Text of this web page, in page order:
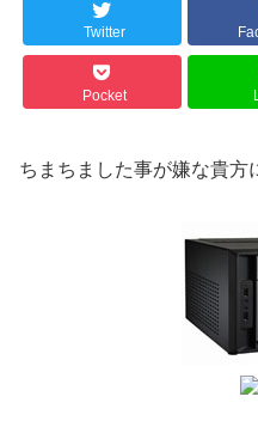
Twitter
Pocket
ちまちました事が嫌な貴方